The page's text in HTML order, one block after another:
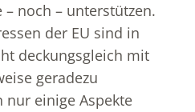
noch – unterstützen.
der EU sind in
deckungsgleich mit
geradezu
nur einige Aspekte